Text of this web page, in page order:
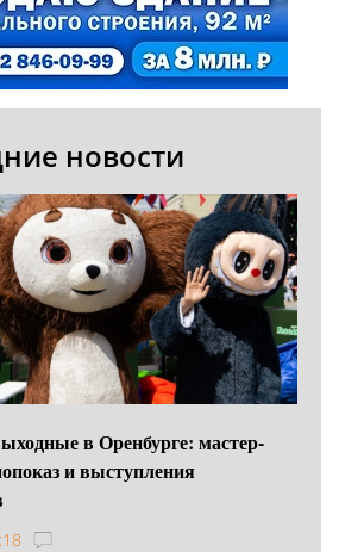
новости
в Оренбурге: мастер-
и выступления